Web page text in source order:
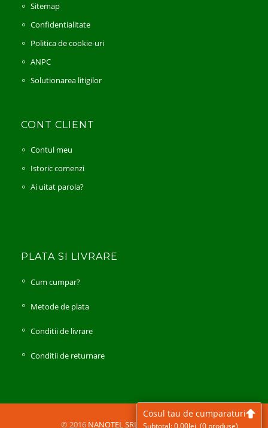
Sitemap
Confidentialitate
Politica de cookie-uri
ANPC
Solutionarea litigilor
CONT CLIENT
Contul meu
Istoric comenzi
Ai uitat parola?
PLATA SI LIVRARE
Cum cumpar?
Metode de plata
Conditii de livrare
Conditii de returnare
© 2016 NANOTEL SRL All Rights Reserved
Cosul tau de cumparaturi
Subtotal:0.00lei (0 produse)